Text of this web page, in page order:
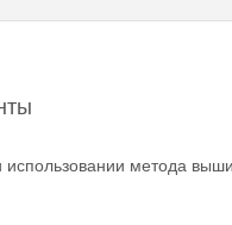
использовании метода